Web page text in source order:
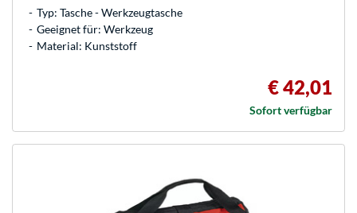
Typ: Tasche - Werkzeugtasche
Geeignet für: Werkzeug
Material: Kunststoff
€ 42,01
Sofort verfügbar